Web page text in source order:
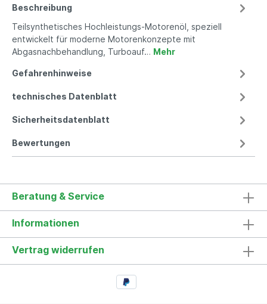
Beschreibung
Teilsynthetisches Hochleistungs-Motorenöl, speziell
entwickelt für moderne Motorenkonzepte mit
Abgasnachbehandlung, Turboauf… Mehr
Gefahrenhinweise
technisches Datenblatt
Sicherheitsdatenblatt
Bewertungen
Beratung & Service
Informationen
Vertrag widerrufen